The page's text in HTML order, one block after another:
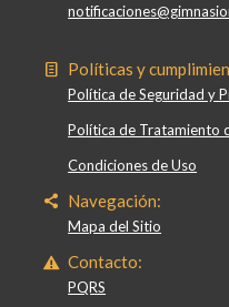
Políticas y
Política de Seguridad y
Política de Tratamiento
Condiciones de Uso
Navegación:
Mapa del Sitio
Contacto:
PQRS